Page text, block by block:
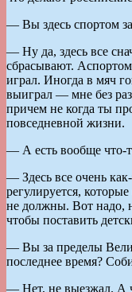
— Вы здесь спортом
— Ну да, здесь все
сбрасывают.
играл. Иногда в мяч
выиграл — мне без
причем не когда ты
повседневной жизни.
— А есть вообще что-
— Здесь все очень
регулируется,
не должны. Вот надо,
чтобы поставить
— Вы за пределы
последнее время?
— Нет, не выезжал. А